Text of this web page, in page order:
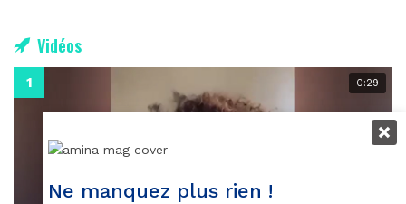
Vidéos
0:29
Ne manquez plus rien !